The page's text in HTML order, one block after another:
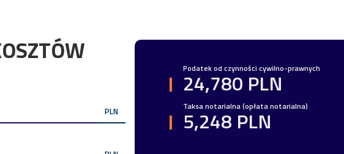
PLN
Podatek od czynności cywilno-prawnych
24,780 PLN
Taksa notarialna (opłata notarialna)
5,248 PLN